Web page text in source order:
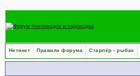
Нетикет Правила форума Старпёр - рыбак